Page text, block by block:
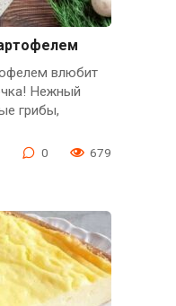
влюбит
Нежный
грибы,
0 679